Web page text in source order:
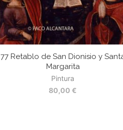
77 Retablo de San Dionisio y
Margarita
Pintura
80,00 €